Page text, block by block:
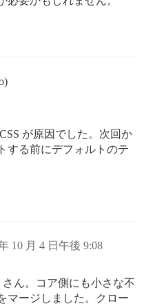
が原因でした。次回か
する前にデフォルトのテ
10 月 4 日午後 9:08
さん。コア側にも小さな不
マージしました。クロー